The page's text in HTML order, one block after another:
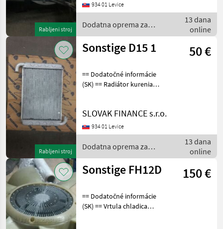
Rabljeni stroj
traktore Ostala oprema za
934 01 Levice
Dodatna oprema za
traktore / Sonstige
13 dana
online
Rabljeni stroj
Sonstige D15 1 50 €
== Dodatočné informácie
(SK) == Radiátor kurenia
SC1331928, cena : 80€
Dodatna oprema za
traktore Ostala oprema
SLOVAK FINANCE s.r.o.
934 01 Levice
Dodatna oprema za
traktore / Sonstige
13 dana
online
Sonstige FH12D 150 €
== Dodatočné informácie
(SK) == Vrtula chladica